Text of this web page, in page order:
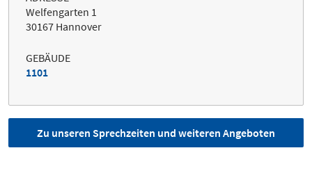
Welfengarten 1
30167 Hannover
GEBÄUDE
1101
Zu unseren Sprechzeiten und weiteren Angeboten